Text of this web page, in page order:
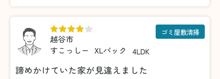
越谷市
すこっしー
XLパック 4LDK
ゴミ屋敷清掃
諦めかけていた家が見違えました